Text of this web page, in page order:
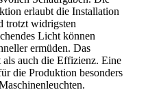
erlaubt die Installation
trotzt widrigsten
Licht können
ermüden. Das
auch die Effizienz. Eine
die Produktion besonders